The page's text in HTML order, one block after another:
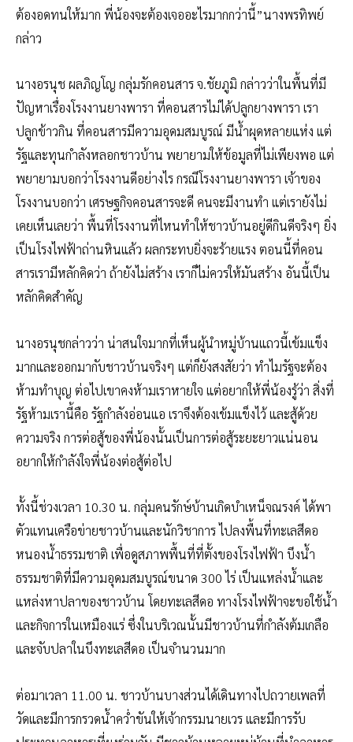
ต้องอดทนให้มาก พี่น้องจะต้องเจออะไรมากกว่านี้”นางพรทิพย์
กล่าว
นางอรนุช ผลภิญโญ กลุ่มรักคอนสาร จ.ชัยภูมิ กล่าวว่าในพื้นที่มี
ปัญหาเรื่องโรงงานยางพารา ที่คอนสารไม่ได้ปลูกยางพารา เรา
ปลูกข้าวกิน ที่คอนสารมีความอุดมสมบูรณ์ มีน้ำผุดหลายแห่ง แต่
รัฐและทุนกำลังหลอกชาวบ้าน พยายามให้ข้อมูลที่ไม่เพียงพอ แต่
พยายามบอกว่าโรงงานดีอย่างไร กรณีโรงงานยางพารา เจ้าของ
โรงงานบอกว่า เศรษฐกิจคอนสารจะดี คนจะมีงานทำ แต่เรายังไม่
เคยเห็นเลยว่า พื้นที่โรงงานที่ไหนทำให้ชาวบ้านอยู่ดีกินดีจริงๆ ยิ่ง
เป็นโรงไฟฟ้าถ่านหินแล้ว ผลกระทบยิ่งจะร้ายแรง ตอนนี้ที่คอน
สารเรามีหลักคิดว่า ถ้ายังไม่สร้าง เราก็ไม่ควรให้มันสร้าง อันนี้เป็น
หลักคิดสำคัญ
นางอรนุชกล่าวว่า น่าสนใจมากที่เห็นผู้นำหมู่บ้านแถวนี้เข้มแข็ง
มากและออกมากับชาวบ้านจริงๆ แต่ก็ยังสงสัยว่า ทำไมรัฐจะต้อง
ห้ามทำบุญ ต่อไปเขาคงห้ามเราหายใจ แต่อยากให้พี่น้องรู้ว่า สิ่งที่
รัฐห้ามเรานี้คือ รัฐกำลังอ่อนแอ เราจึงต้องเข้มแข็งไว้ และสู้ด้วย
ความจริง การต่อสู้ของพี่น้องนั้นเป็นการต่อสู้ระยะยาวแน่นอน
อยากให้กำลังใจพี่น้องต่อสู้ต่อไป
ทั้งนี้ช่วงเวลา 10.30 น. กลุ่มคนรักษ์บ้านเกิดบำเหน็จณรงค์ ได้พา
ตัวแทนเครือข่ายชาวบ้านและนักวิชาการ ไปลงพื้นที่ทะเลสีดอ
หนองน้ำธรรมชาติ เพื่อดูสภาพพื้นที่ที่ตั้งของโรงไฟฟ้า บึงน้ำ
ธรรมชาติที่มีความอุดมสมบูรณ์ขนาด 300 ไร่ เป็นแหล่งน้ำและ
แหล่งหาปลาของชาวบ้าน โดยทะเลสีดอ ทางโรงไฟฟ้าจะขอใช้น้ำ
และกิจการในเหมืองแร่ ซึ่งในบริเวณนั้นมีชาวบ้านที่กำลังต้มเกลือ
และจับปลาในบึงทะเลสีดอ เป็นจำนวนมาก
ต่อมาเวลา 11.00 น. ชาวบ้านบางส่วนได้เดินทางไปถวายเพลที่
วัดและมีการกรวดน้ำคว่ำขันให้เจ้ากรรมนายเวร และมีการรับ